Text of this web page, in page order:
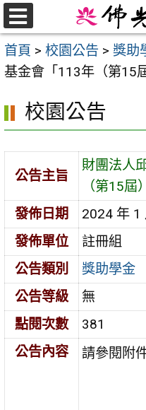
跳
至
主
要
首頁 > 校園公告 > 獎助
基金會「113年（第15
校園公告
公告主旨
財團法人
（第15屆
發佈日期
2024 年 1
發佈單位
註冊組
公告類別
獎助學金
公告等級
無
點閱次數
381
公告內容
請參閱附
選
單